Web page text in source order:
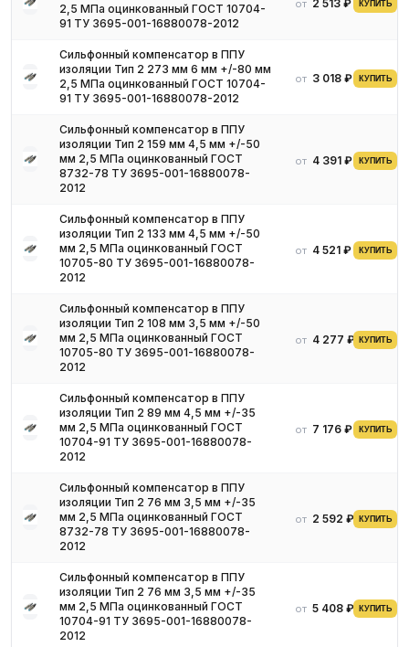
2,5 МПа оцинкованный ГОСТ 10704-
91 ТУ 3695-001-16880078-2012
от 2 513 ₽ КУПИТЬ
Сильфонный компенсатор в ППУ
изоляции Тип 2 273 мм 6 мм +/-80 мм
2,5 МПа оцинкованный ГОСТ 10704-
91 ТУ 3695-001-16880078-2012
от 3 018 ₽ КУПИТЬ
Сильфонный компенсатор в ППУ
изоляции Тип 2 159 мм 4,5 мм +/-50
мм 2,5 МПа оцинкованный ГОСТ
8732-78 ТУ 3695-001-16880078-
2012
от 4 391 ₽ КУПИТЬ
Сильфонный компенсатор в ППУ
изоляции Тип 2 133 мм 4,5 мм +/-50
мм 2,5 МПа оцинкованный ГОСТ
10705-80 ТУ 3695-001-16880078-
2012
от 4 521 ₽ КУПИТЬ
Сильфонный компенсатор в ППУ
изоляции Тип 2 108 мм 3,5 мм +/-50
мм 2,5 МПа оцинкованный ГОСТ
10705-80 ТУ 3695-001-16880078-
2012
от 4 277 ₽ КУПИТЬ
Сильфонный компенсатор в ППУ
изоляции Тип 2 89 мм 4,5 мм +/-35
мм 2,5 МПа оцинкованный ГОСТ
10704-91 ТУ 3695-001-16880078-
2012
от 7 176 ₽ КУПИТЬ
Сильфонный компенсатор в ППУ
изоляции Тип 2 76 мм 3,5 мм +/-35
мм 2,5 МПа оцинкованный ГОСТ
8732-78 ТУ 3695-001-16880078-
2012
от 2 592 ₽ КУПИТЬ
Сильфонный компенсатор в ППУ
изоляции Тип 2 76 мм 3,5 мм +/-35
мм 2,5 МПа оцинкованный ГОСТ
10704-91 ТУ 3695-001-16880078-
2012
от 5 408 ₽ КУПИТЬ